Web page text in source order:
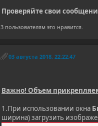
Проверяйте свои
3 пользователям это нравится.
03 августа 2018, 22:22:47
Важно! Объем
1.При использовании окна
ширина) загрузить